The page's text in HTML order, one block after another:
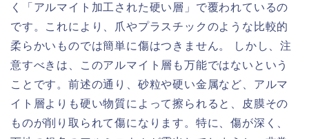
く「アルマイト加工された硬い層」で覆われているの
です。これにより、爪やプラスチックのような比較的
柔らかいものでは簡単に傷はつきません。 しかし、注
意すべきは、このアルマイト層も万能ではないという
ことです。前述の通り、砂粒や硬い金属など、アルマ
イト層よりも硬い物質によって擦られると、皮膜その
ものが削り取られて傷になります。特に、傷が深く、